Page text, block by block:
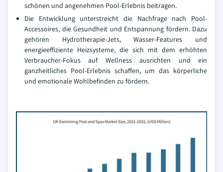
schönen und angenehmen Pool-Erlebnis beitragen.
Die Entwicklung unterstreicht die Nachfrage nach Pool-
Accessoires, die Gesundheit und Entspannung fördern. Dazu
gehören Hydrotherapie-Jets, Wasser-Features und
energieeffiziente Heizsysteme, die sich mit dem erhöhten
Verbraucher-Fokus auf Wellness ausrichten und ein
ganzheitliches Pool-Erlebnis schaffen, um das körperliche
und emotionale Wohlbefinden zu fördern.